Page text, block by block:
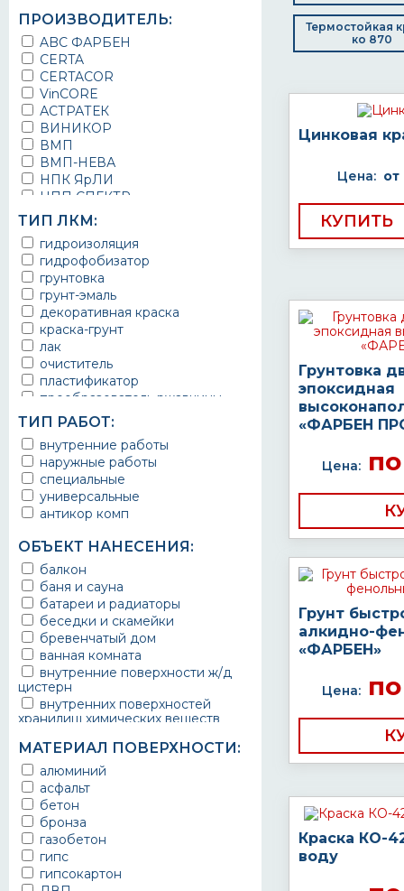
ПРОИЗВОДИТЕЛЬ:
ABC ФАРБЕН
CERTA
CERTACOR
VinCORE
АСТРАТЕК
ВИНИКОР
ВМП
ВМП-НЕВА
НПК ЯрЛИ
НПП СПЕКТР
НПФ ЭМАЛЬ
ТЕРМА
УРЕПЛЕН
ТИП ЛКМ:
гидроизоляция
гидрофобизатор
грунтовка
грунт-эмаль
декоративная краска
краска-грунт
лак
очиститель
пластификатор
преобразователь ржавчины
эмаль
Краска
Покрытие
грунт эмаль
защитное покрытие
ТИП РАБОТ:
внутренние работы
наружные работы
специальные
универсальные
антикор комп
ОБЪЕКТ НАНЕСЕНИЯ:
балкон
баня и сауна
батареи и радиаторы
беседки и скамейки
бревенчатый дом
ванная комната
внутренние поверхности ж/д
цистерн
внутренних поверхностей
хранилищ химических веществ
ворота
выхлопные системы
автомобилей
газопроводы
гараж
гидротехнические сооружения
городской транспорт
грузовые вагоны
двери металлические
МАТЕРИАЛ ПОВЕРХНОСТИ:
алюминий
асфальт
бетон
бронза
газобетон
гипс
гипсокартон
Термостойкая
ко 870
Цинковая
Цена: от
КУПИТЬ
Грунтовка
эпоксидная
«ФАРБЕН
Цена:по
Грунт
алкидно-
«ФАРБЕН»
Цена:по
Краска КО-
воду